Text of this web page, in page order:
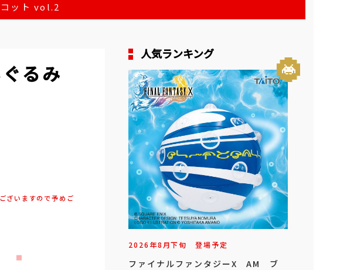
コット vol.2
るみ
ざいますので予めご
人気ランキング
2026年8月下旬 登場予定
ファイナルファンタジーX AM ブ